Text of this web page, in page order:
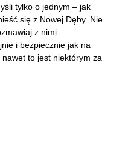
tylko o jednym – jak
się z Nowej Dęby. Nie
z nimi.
i bezpiecznie jak na
to jest niektórym za